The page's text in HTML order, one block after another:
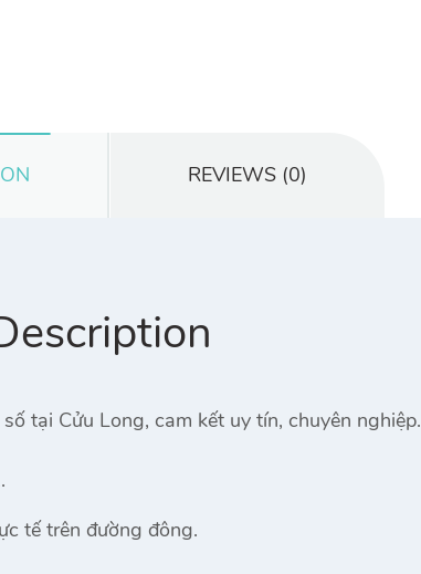
REVIEWS (0)
tại Cửu Long, cam kết uy tín, chuyên nghiệp.
tế trên đường đông.